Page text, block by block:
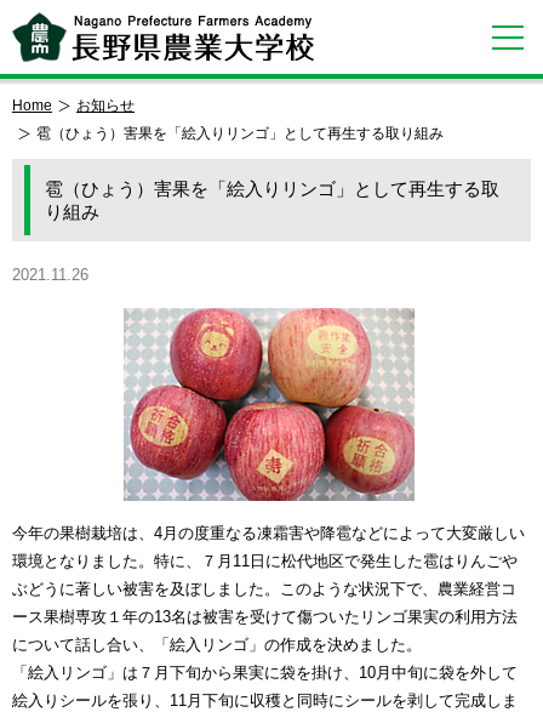
Home
お知らせ
雹（ひょう）害果を「絵入りリンゴ」として再生する取り組み
雹（ひょう）害果を「絵入りリンゴ」として再生する取
り組み
2021.11.26
今年の果樹栽培は、4月の度重なる凍霜害や降雹などによって大変厳しい
環境となりました。特に、７月11日に松代地区で発生した雹はりんごや
ぶどうに著しい被害を及ぼしました。このような状況下で、農業経営コ
ース果樹専攻１年の13名は被害を受けて傷ついたリンゴ果実の利用方法
について話し合い、「絵入リンゴ」の作成を決めました。
「絵入リンゴ」は７月下旬から果実に袋を掛け、10月中旬に袋を外して
絵入りシールを張り、11月下旬に収穫と同時にシールを剥して完成しま